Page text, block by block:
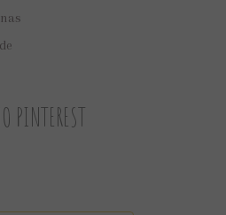
PINTEREST